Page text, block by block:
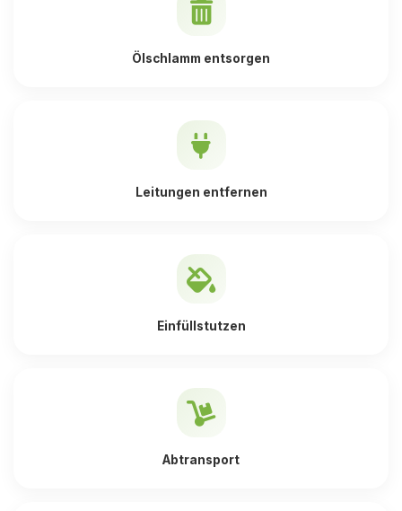
Ölschlamm entsorgen
Leitungen entfernen
Einfüllstutzen
Abtransport